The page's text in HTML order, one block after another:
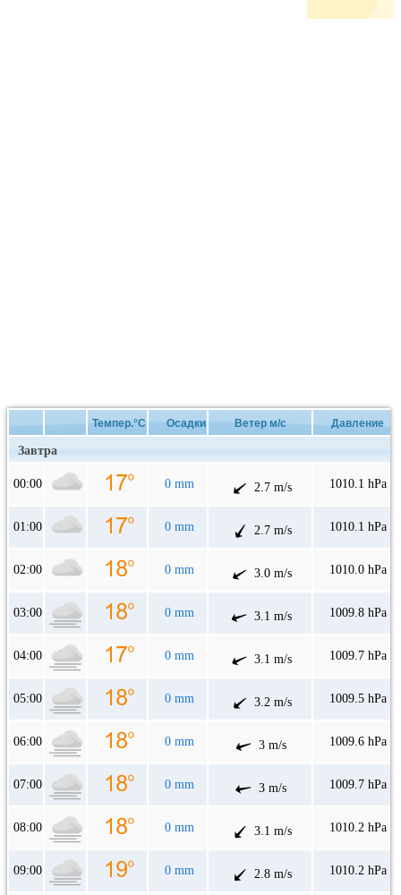
Темпер.°C Осадки Ветер м/с Давление
Завтра
00:00 0 mm 2.7 m/s 1010.1 hPa
01:00 0 mm 2.7 m/s 1010.1 hPa
02:00 0 mm 3.0 m/s 1010.0 hPa
03:00 0 mm 3.1 m/s 1009.8 hPa
04:00 0 mm 3.1 m/s 1009.7 hPa
05:00 0 mm 3.2 m/s 1009.5 hPa
06:00 0 mm 3 m/s 1009.6 hPa
07:00 0 mm 3 m/s 1009.7 hPa
08:00 0 mm 3.1 m/s 1010.2 hPa
09:00 0 mm 2.8 m/s 1010.2 hPa